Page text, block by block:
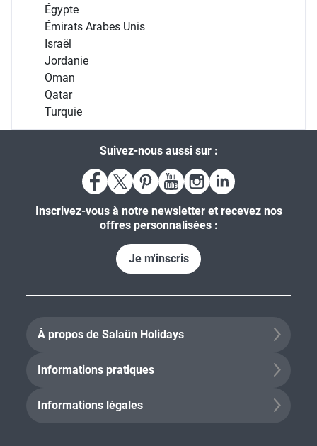
Égypte
Émirats Arabes Unis
Israël
Jordanie
Oman
Qatar
Turquie
Suivez-nous aussi sur :
Inscrivez-vous à notre newsletter et recevez nos
offres personnalisées :
Je m'inscris
À propos de Salaün Holidays
Informations pratiques
Informations légales